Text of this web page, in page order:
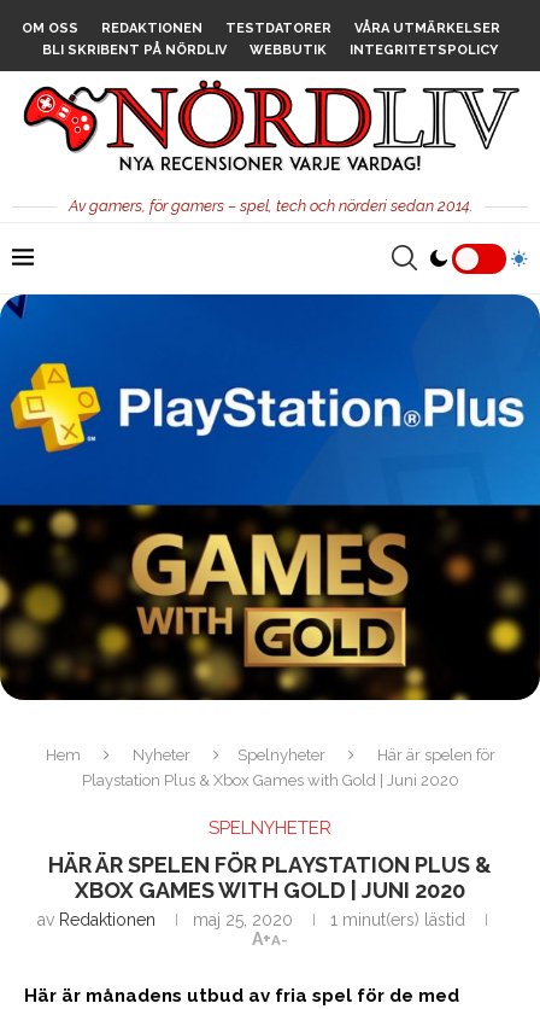
OM OSS REDAKTIONEN TESTDATORER
VÅRA UTMÄRKELSER
BLI SKRIBENT PÅ NÖRDLIV
WEBBUTIK INTEGRITETSPOLICY
Av gamers, för gamers – spel, tech och nörderi sedan 2014.
Hem Nyheter Spelnyheter
Här är spelen för
Playstation Plus & Xbox Games with Gold | Juni 2020
SPELNYHETER
HÄR ÄR SPELEN FÖR PLAYSTATION PLUS &
XBOX GAMES WITH GOLD | JUNI 2020
av Redaktionen maj 25, 2020
1 minut(ers) lästid
A+A-
Här är månadens utbud av fria spel för de med